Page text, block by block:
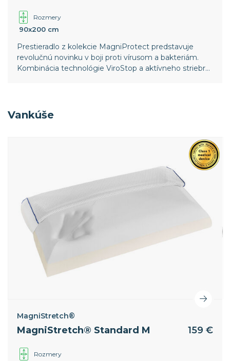
Rozmery
90x200 cm
Prestieradlo z kolekcie MagniProtect predstavuje
revolučnú novinku v boji proti vírusom a bakteriám.
Kombinácia technológie ViroStop a aktívneho striebra
medzinárodné normy ATCC a ISO.
Vankúše
MagniStretch®
MagniStretch® Standard M 159 €
Rozmery